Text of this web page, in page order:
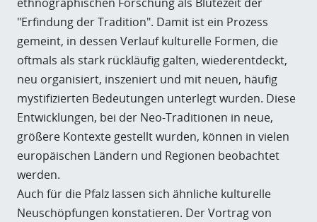
"Erfindung der Tradition". Damit ist ein Prozess
gemeint, in dessen Verlauf kulturelle Formen, die
oftmals als stark rückläufig galten, wiederentdeckt,
neu organisiert, inszeniert und mit neuen, häufig
mystifizierten Bedeutungen unterlegt wurden. Diese
Entwicklungen, bei der Neo-Traditionen in neue,
größere Kontexte gestellt wurden, können in vielen
europäischen Ländern und Regionen beobachtet
werden.
Auch für die Pfalz lassen sich ähnliche kulturelle
Neuschöpfungen konstatieren. Der Vortrag von